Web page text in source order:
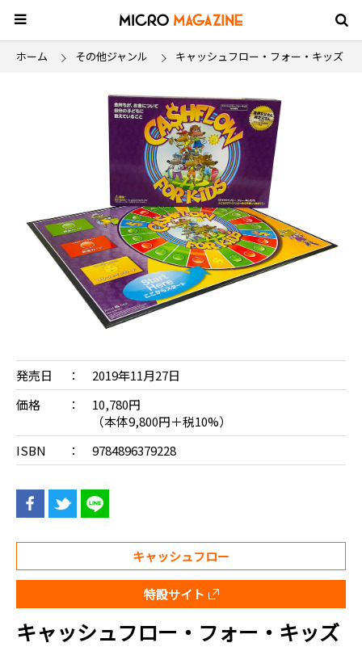
ホーム その他ジャンル キャッシュフロー・フォー・キッズ
発売日
2019年11月27日
価格
10,780円
（本体9,800円＋税10%）
ISBN
9784896379228
キャッシュフロー
特設サイト
キャッシュフロー・フォー・キッズ